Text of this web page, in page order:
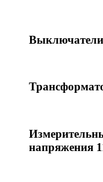
напряжения